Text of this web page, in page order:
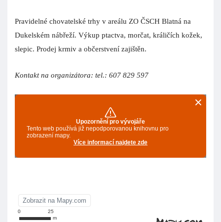
Pravidelné chovatelské trhy v areálu ZO ČSCH Blatná na
Dukelském nábřeží. Výkup ptactva, morčat, králičích kožek,
slepic. Prodej krmiv a občerstvení zajištěn.
Kontakt na organizátora: tel.: 607 829 597